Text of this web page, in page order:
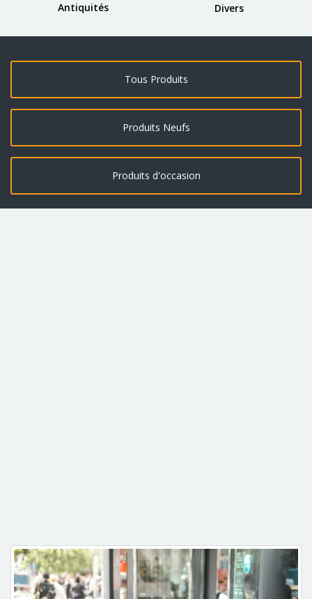
Antiquités Divers
Tous Produits
Produits Neufs
Produits d'occasion